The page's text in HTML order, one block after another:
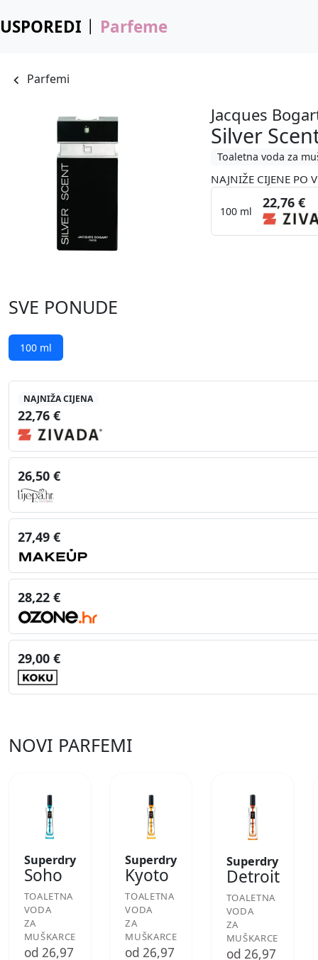
USPOREDI Parfeme
Parfemi
Jacques
Silver
Toaletna voda za
NAJNIŽE CIJENE PO
100 ml
22,76 €
SVE PONUDE
100 ml
NAJNIŽA CIJENA
22,76 €
26,50 €
27,49 €
28,22 €
29,00 €
NOVI PARFEMI
Superdry
Soho
TOALETNA
VODA
ZA
MUŠKARCE
od 26,97
Superdry
Kyoto
TOALETNA
VODA
ZA
MUŠKARCE
od 26,97
Superdry
Detroit
TOALETNA
VODA
ZA
MUŠKARCE
od 26,97